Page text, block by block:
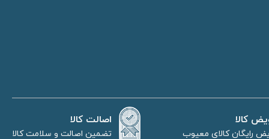
کالا
رایگان کالای معیوب
اصالت کالا
تضمین اصالت و سلامت کالا